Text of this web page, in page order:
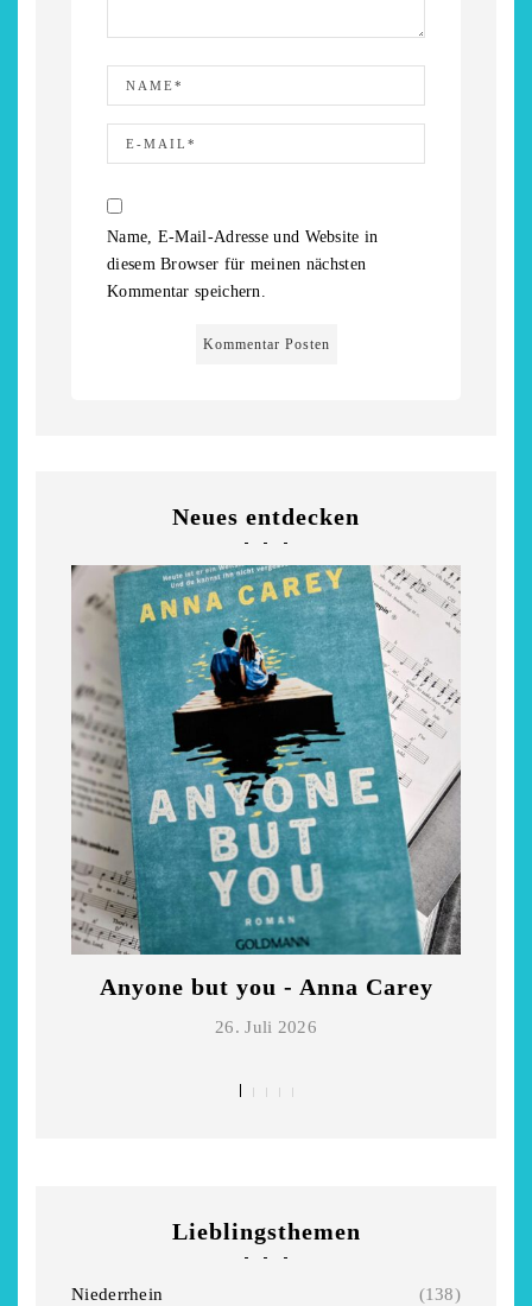
Hofcafés am
Niederrhein
2. Mai 2026
Neues entdecken
Anyone but you - Anna Carey
26. Juli 2026
Lieblingsthemen
Niederrhein (138)
Name, E-Mail-Adresse und Website in
diesem Browser für meinen nächsten
Kommentar speichern.